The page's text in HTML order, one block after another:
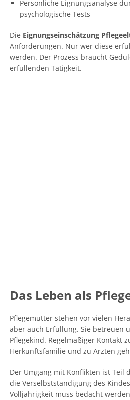
Persönliche Eignungsanalyse
psychologische Tests
Die Eignungseinschätzung
Anforderungen. Nur wer diese
werden. Der Prozess braucht
erfüllenden Tätigkeit.
Das Leben als
Pflegemütter stehen vor vielen
aber auch Erfüllung. Sie betreuen
Pflegekind. Regelmäßiger Kontakt
Herkunftsfamilie und zu Ärzten
Der Umgang mit Konflikten ist Teil
die Verselbstständigung des
Volljährigkeit muss bedacht